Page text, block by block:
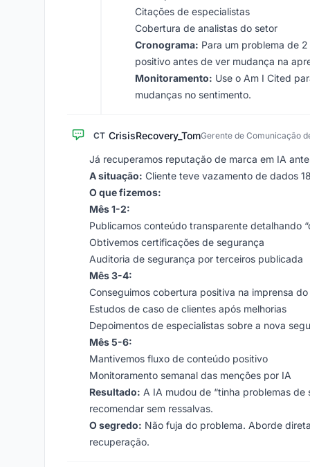
Citações de especialistas
Cobertura de analistas do setor
Cronograma: Para um problema de
positivo antes de ver mudança na
Monitoramento: Use o Am I Cited
mudanças no sentimento.
CT CrisisRecovery_TomGerente de Comunicação
Já recuperamos reputação de marca em IA
A situação: Cliente teve vazamento de dados
O que fizemos:
Mês 1-2:
Publicamos conteúdo transparente detalhando
Obtivemos certificações de segurança
Auditoria de segurança por terceiros publicada
Mês 3-4:
Conseguimos cobertura positiva na imprensa
Estudos de caso de clientes após melhorias
Depoimentos de especialistas sobre a nova
Mês 5-6:
Mantivemos fluxo de conteúdo positivo
Monitoramento semanal das menções por IA
Resultado: A IA mudou de “tinha problemas
recomendar sem ressalvas.
O segredo: Não fuja do problema. Aborde
recuperação.